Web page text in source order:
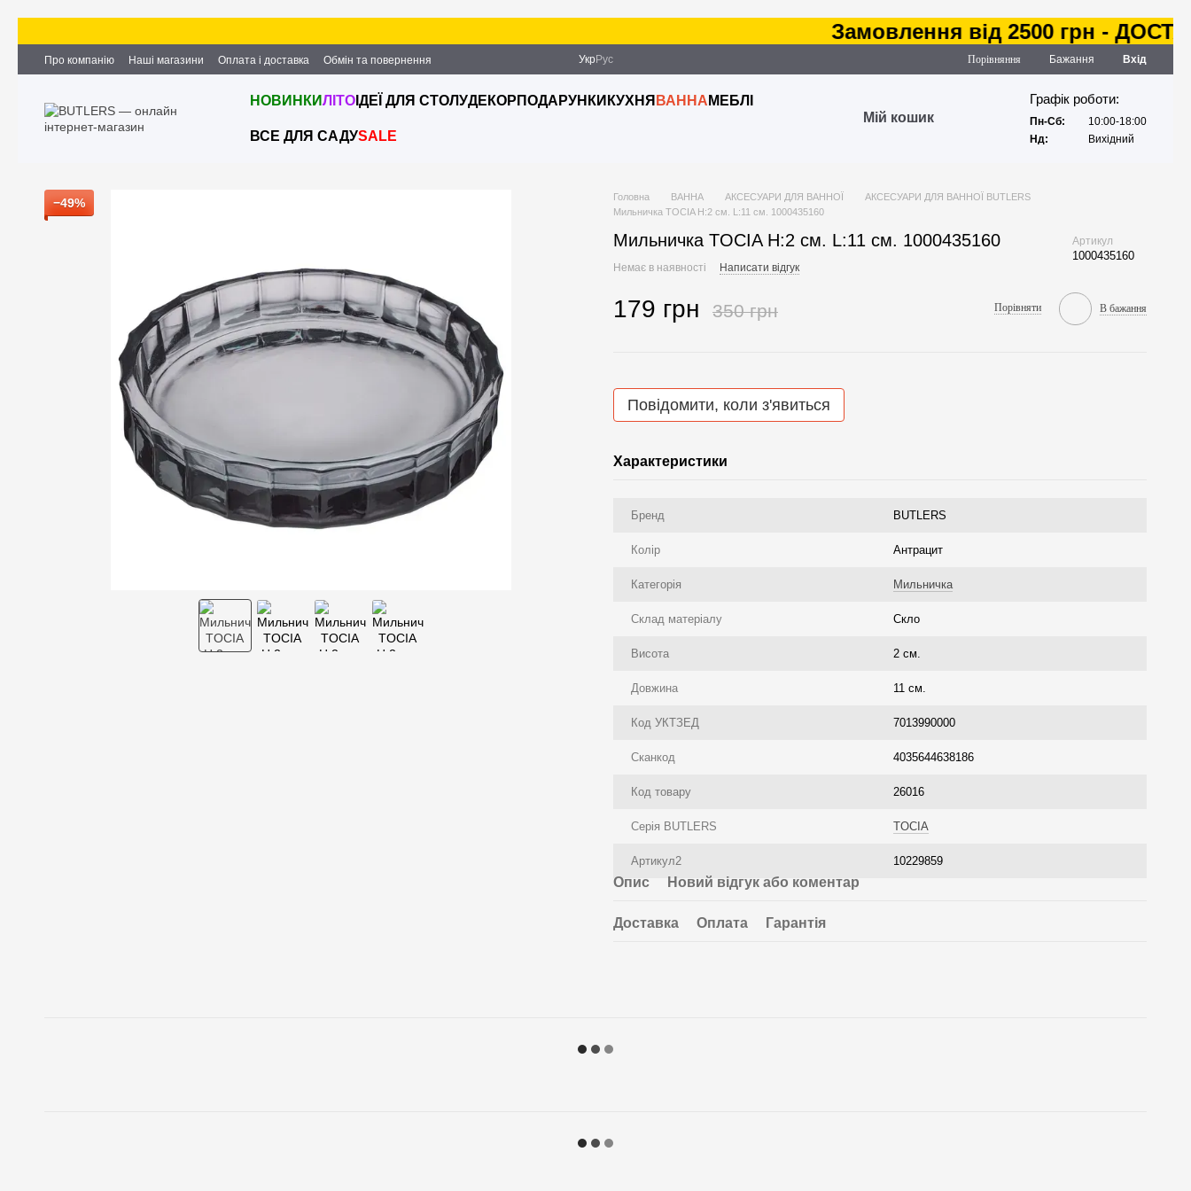
Замовлення від 2500 грн -
Про компанію Наші магазини Оплата і доставка
Обмін та повернення
Партнерство та співпраця
Вакансії Контактна інформація
Укр Рус Порівняння Бажання Вхід
НОВИНКИЛІТО ІДЕЇ ДЛЯ СТОЛУДЕКОР ПОДАРУНКИ КУХНЯ ВАННА МЕБЛІ
ВСЕ ДЛЯ САДУSALE
Мій кошик
Графік роботи:
Пн-Сб:
10:00-18:00
Нд:
Вихідний
−49% Головна ВАННА АКСЕСУАРИ ДЛЯ ВАННОЇ
АКСЕСУАРИ ДЛЯ ВАННОЇ BUTLERS
Мильничка TOCIA H:2 см. L:11 см. 1000435160
Мильничка TOCIA H:2 см. L:11 см. 1000435160 Артикул
1000435160
Немає в наявності Написати відгук
179 грн 350 грн Порівняти В бажання
Повідомити, коли з'явиться
Характеристики
Бренд BUTLERS
Колір Антрацит
Категорія Мильничка
Склад матеріалу Скло
Висота 2 см.
Довжина 11 см.
Код УКТЗЕД 7013990000
Сканкод 4035644638186
Код товару 26016
Серія BUTLERS TOCIA
Артикул2 10229859
Опис Новий відгук або коментар
Доставка Оплата Гарантія